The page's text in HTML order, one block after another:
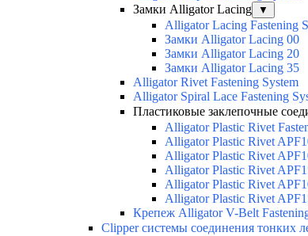
Замки Alligator Lacing
▼
Alligator Lacing Fastening
Замки Alligator Lacing 00
Замки Alligator Lacing 20
Замки Alligator Lacing 35
Alligator Rivet Fastening System
Alligator Spiral Lace Fastening
Пластиковые заклепочные
Alligator Plastic Rivet
Alligator Plastic Rivet
Alligator Plastic Rivet
Alligator Plastic Rivet
Alligator Plastic Rivet
Alligator Plastic Rivet
Крепеж Alligator V-Belt
Clipper системы соединения тонких